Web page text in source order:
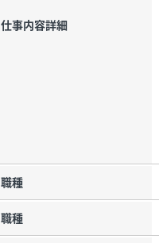
仕事内容詳細
職種
職種